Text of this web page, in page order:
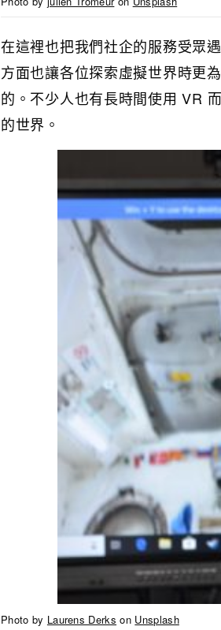
在這裡也把我們社企的服務受眾
方面也讓各位探索虛擬世界時更
的。不少人也有長時間使用 VR
的世界。
Photo by Laurens Derks on Unsplash